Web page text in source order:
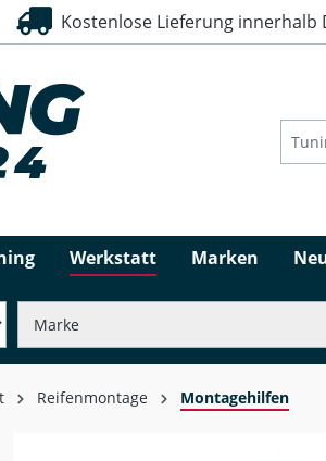
Kostenlose Lieferung innerhalb
Werkstatt Marken
Reifenmontage Montagehilfen